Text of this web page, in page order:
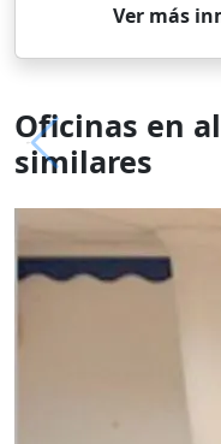
Ver más
Oficinas en
similares